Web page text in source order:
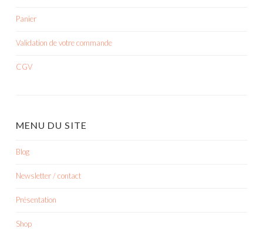
Panier
Validation de votre commande
CGV
MENU DU SITE
Blog
Newsletter / contact
Présentation
Shop